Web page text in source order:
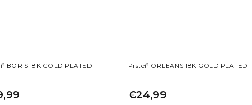
BORIS 18K GOLD PLATED Prsteň ORLEANS 18K GOLD PLATED
€24,99